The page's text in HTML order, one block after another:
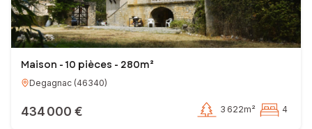
Maison - 10 pièces - 280m²
Degagnac (46340)
434 000 € 3 622m² 4